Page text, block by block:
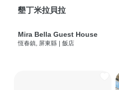
墾丁米拉貝拉
Mira Bella Guest House
恆春鎮, 屏東縣 飯店